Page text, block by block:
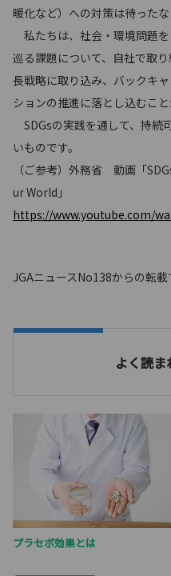
暖化など）への対策は待ったな
私たちは、社会・環境問題
巡る課題について、自社で取
長戦略に取り込み、バックキ
ションの推進に落とし込むこと
SDGsの実践を通して、持続
いものです。
（ご参考）外務省 動画「
ur World」
https://www.youtube.com/
JGAニュースNo138からの転載
よく読
プラセボ効果とは